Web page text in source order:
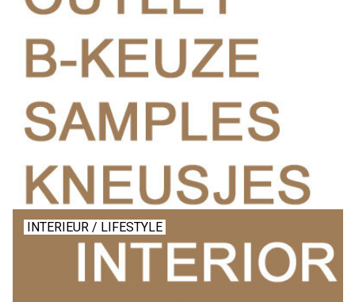
INTERIEUR / LIFESTYLE